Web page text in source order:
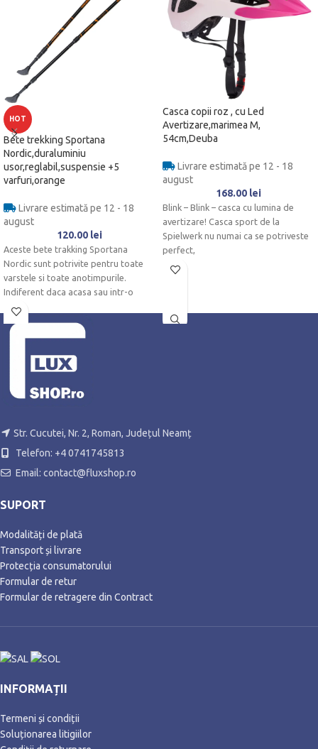
HOT
Bete trekking Sportana
Nordic,duraluminiu
usor,reglabil,suspensie +5
varfuri,orange
Livrare estimată pe 12 - 18
august
120.00 lei
Aceste bete trakking Sportana
Nordic sunt potrivite pentru toate
varstele si toate anotimpurile.
Indiferent daca acasa sau intr-o
vacanta de
Casca copii roz , cu Led
Avertizare,marimea M,
54cm,Deuba
Livrare estimată pe 12 - 18
august
168.00 lei
Blink – Blink – casca cu lumina de
avertizare! Casca sport de la
Spielwerk nu numai ca se potriveste
perfect,
Str. Cucutei, Nr. 2, Roman, Județul Neamț
Telefon: +4 0741745813
Email: contact@fluxshop.ro
SUPORT
Modalități de plată
Transport și livrare
Protecția consumatorului
Formular de retur
Formular de retragere din Contract
INFORMAȚII
Termeni și condiții
Soluționarea litigiilor